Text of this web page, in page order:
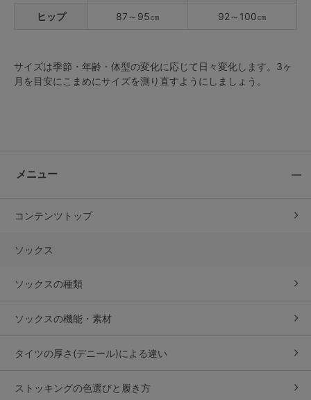
ヒップ 87～95㎝ 92～100㎝
サイズは季節・年齢・体型の変化に応じて日々変化します。3ヶ
月を目安にこまめにサイズを測り直すようにしましょう。
メニュー
コンテンツトップ
ソックス
ソックスの種類
ソックスの機能・素材
タイツの厚さ(デニール)による違い
ストッキングの色選びと履き方